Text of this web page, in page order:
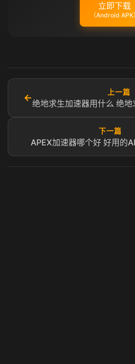
立即下载
（Android APK）
←
上一篇
绝地求生加速器用什么 绝
下一篇
APEX加速器哪个好 好用的